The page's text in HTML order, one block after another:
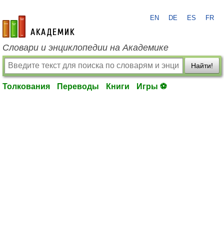
academic.ru
EN DE ES FR
Словари и энциклопедии на Академике
Найти!
Толкования Переводы Книги Игры ⚽